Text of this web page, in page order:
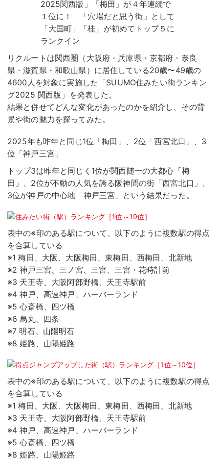
リクルートは関西圏（大阪府・兵庫県・京都府・奈良
県・滋賀県・和歌山県）に居住している20歳〜49歳の
4600人を対象に実施した「SUUMO住みたい街ランキン
グ2025 関西版」を発表した。
結果と併せてどんな変化があったのかを紹介し、その背
景や街の魅力を探ってみた。
2025年も昨年と同じ1位「梅田」、2位「西宮北口」、3
位「神戸三宮」
トップ3は昨年と同じく1位が関西随一の大都心「梅
田」、2位が不動の人気を誇る阪神間の街「西宮北口」、
3位が神戸の中心地「神戸三宮」という結果だった。
表中の※印のある駅について、以下のように複数駅の得点
を合算している
※1 梅田、大阪、大阪梅田、東梅田、西梅田、北新地
※2 神戸三宮、三ノ宮、三宮、三宮・花時計前
※3 天王寺、大阪阿部野橋、天王寺駅前
※4 神戸、高速神戸、ハーバーランド
※5 心斎橋、四ツ橋
※6 烏丸、四条
※7 明石、山陽明石
※8 姫路、山陽姫路
表中の※印のある駅について、以下のように複数駅の得点
を合算している
※1 梅田、大阪、大阪梅田、東梅田、西梅田、北新地
※3 天王寺、大阪阿部野橋、天王寺駅前
※4 神戸、高速神戸、ハーバーランド
※5 心斎橋、四ツ橋
※8 姫路、山陽姫路